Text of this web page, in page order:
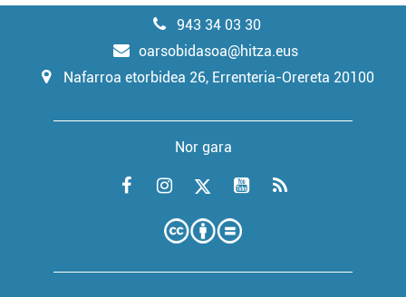
943 34 03 30
oarsobidasoa@hitza.eus
Nafarroa etorbidea 26, Errenteria-Orereta 20100
Nor gara